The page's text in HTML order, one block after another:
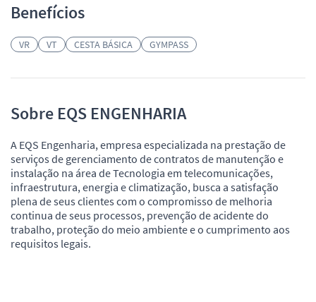
Benefícios
VR VT CESTA BÁSICA GYMPASS
Sobre EQS ENGENHARIA
A EQS Engenharia, empresa especializada na prestação de
serviços de gerenciamento de contratos de manutenção e
instalação na área de Tecnologia em telecomunicações,
infraestrutura, energia e climatização, busca a satisfação
plena de seus clientes com o compromisso de melhoria
continua de seus processos, prevenção de acidente do
trabalho, proteção do meio ambiente e o cumprimento aos
requisitos legais.